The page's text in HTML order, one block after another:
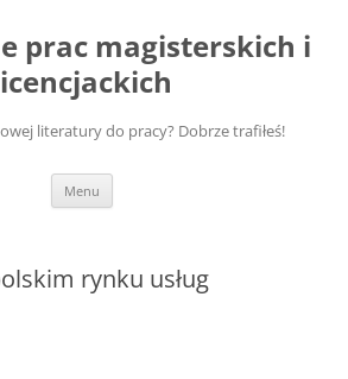
prac magisterskich i
literatury do pracy? Dobrze trafiłeś!
Menu
rynku usług